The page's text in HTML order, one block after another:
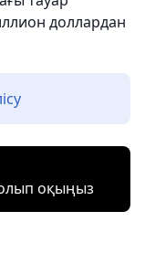
доллардан
оқыңыз